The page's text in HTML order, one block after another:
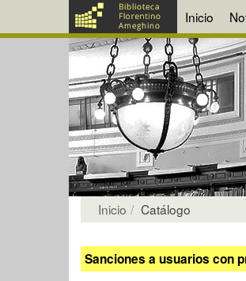
Inicio
Inicio Catálogo
Sanciones a usuarios con